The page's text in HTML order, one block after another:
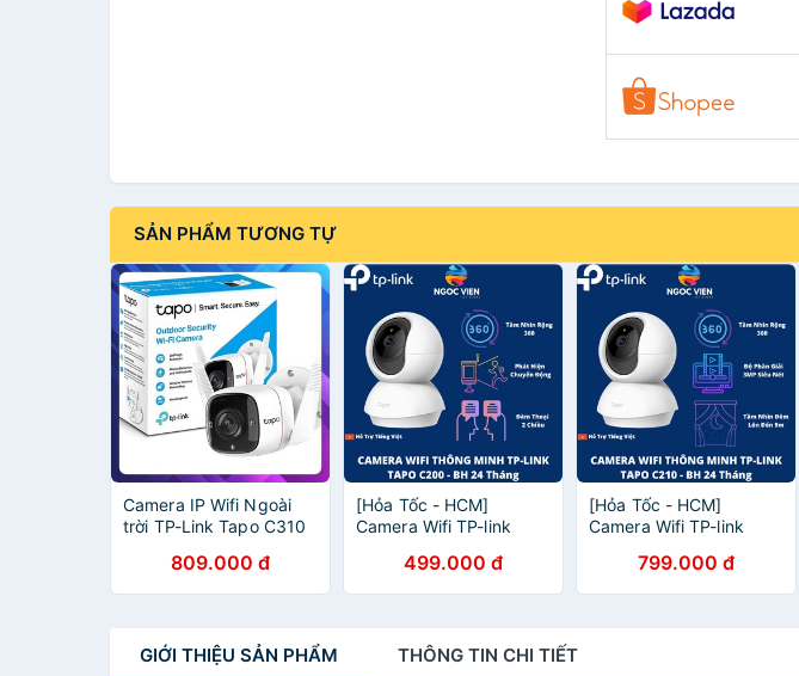
SẢN PHẨM TƯƠNG TỰ
Camera IP Wifi Ngoài
trời TP-Link Tapo C310
Link Việt Nam)
809.000 đ
[Hỏa Tốc - HCM]
Camera Wifi TP-link
1080p | Hàng Chính
Hãng | Bảo Hành 24TH |
499.000 đ
[Hỏa Tốc - HCM]
Camera Wifi TP-link
1080p | Hàng Chính
Hãng | Bảo Hành 24TH |
799.000 đ
GIỚI THIỆU SẢN PHẨM THÔNG TIN CHI TIẾT